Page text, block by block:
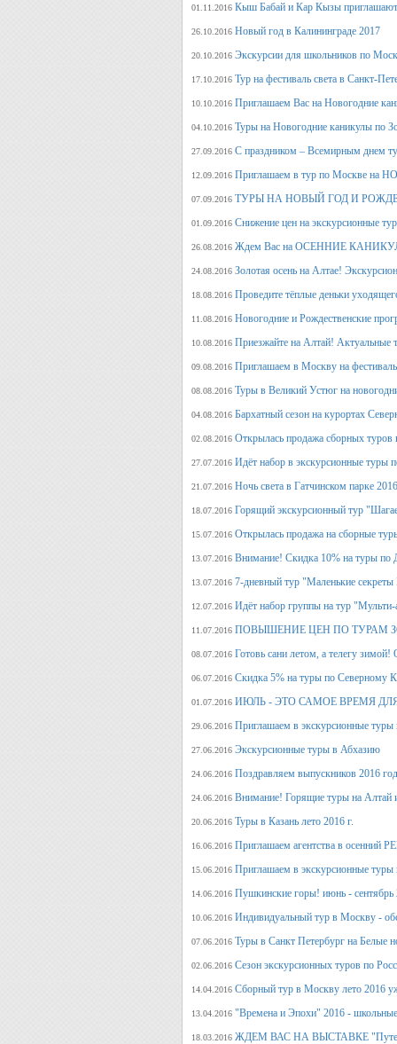
01.11.2016 Кыш Бабай и Кар Кызы
26.10.2016 Новый год в Калининграде 2017
20.10.2016 Экскурсии для школьников по
17.10.2016 Тур на фестиваль света в Санкт-
10.10.2016 Приглашаем Вас на Новогодние
04.10.2016 Туры на Новогодние каникулы по
27.09.2016 С праздником – Всемирным днем
12.09.2016 Приглашаем в тур по Москве на
07.09.2016 ТУРЫ НА НОВЫЙ ГОД И
01.09.2016 Снижение цен на экскурсионные
26.08.2016 Ждем Вас на ОСЕННИЕ
24.08.2016 Золотая осень на Алтае!
18.08.2016 Проведите тёплые деньки
11.08.2016 Новогодние и Рождественские
10.08.2016 Приезжайте на Алтай! Актуальные
09.08.2016 Приглашаем в Москву на
08.08.2016 Туры в Великий Устюг на
04.08.2016 Бархатный сезон на курортах
02.08.2016 Открылась продажа сборных туров
27.07.2016 Идёт набор в экскурсионные туры
21.07.2016 Ночь света в Гатчинском парке
18.07.2016 Горящий экскурсионный тур
15.07.2016 Открылась продажа на сборные
13.07.2016 Внимание! Скидка 10% на туры по
13.07.2016 7-дневный тур "Маленькие
12.07.2016 Идёт набор группы на тур
11.07.2016 ПОВЫШЕНИЕ ЦЕН ПО ТУРАМ
08.07.2016 Готовь сани летом, а
06.07.2016 Скидка 5% на туры по Северному
01.07.2016 ИЮЛЬ - ЭТО САМОЕ ВРЕМЯ
29.06.2016 Приглашаем в экскурсионные
27.06.2016 Экскурсионные туры в Абхазию
24.06.2016 Поздравляем выпускников
24.06.2016 Внимание! Горящие туры на Алтай
20.06.2016 Туры в Казань лето 2016 г.
16.06.2016 Приглашаем агентства в
15.06.2016 Приглашаем в экскурсионные туры
14.06.2016 Пушкинские горы! июнь - сентябрь
10.06.2016 Индивидуальный тур в Москву -
07.06.2016 Туры в Санкт Петербург на Белые
02.06.2016 Сезон экскурсионных туров по
14.04.2016 Сборный тур в Москву лето 2016
13.04.2016 "Времена и Эпохи" 2016 - школьные
18.03.2016 ЖДЕМ ВАС НА ВЫСТАВКЕ